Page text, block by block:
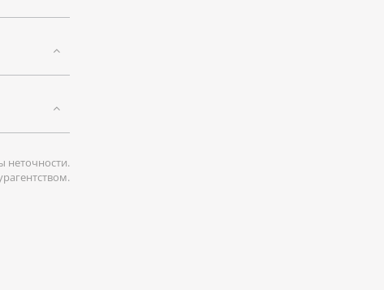
неточности.